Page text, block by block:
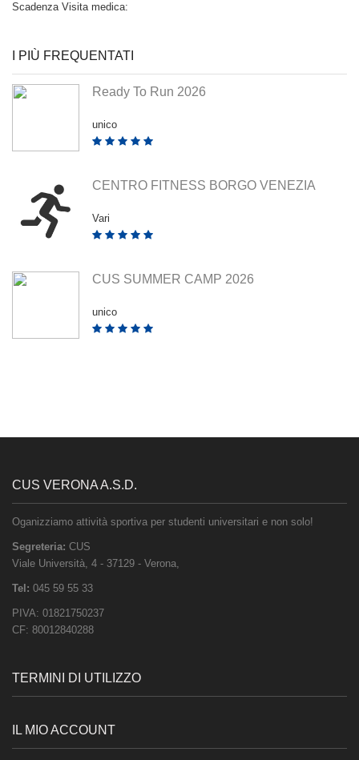
Scadenza Visita medica:
I PIÙ FREQUENTATI
Ready To Run 2026
unico
CENTRO FITNESS BORGO VENEZIA
Vari
CUS SUMMER CAMP 2026
unico
CUS VERONA A.S.D.
Oganizziamo attività sportiva per studenti universitari e non solo!
Segreteria: CUS
Viale Università, 4 - 37129 - Verona,
Tel: 045 59 55 33
PIVA: 01821750237
CF: 80012840288
TERMINI DI UTILIZZO
IL MIO ACCOUNT